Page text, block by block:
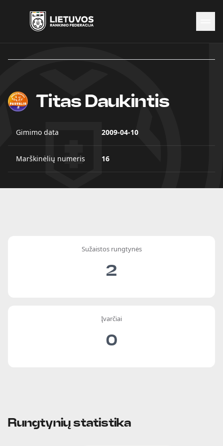
Naujienos
Čempionatai
KontaktaiTitas Daukintis
Gimimo data 2009-04-10
Marškinėlių numeris 16
Sužaistos rungtynės
2
Įvarčiai
0
Rungtynių statistika